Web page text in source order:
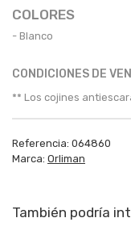
COLORES
- Blanco
CONDICIONES DE
** Los cojines
Referencia: 064860
Marca: Orliman
También podría